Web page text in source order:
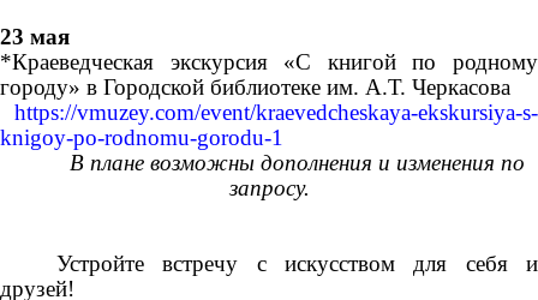
23 мая
*Краеведческая экскурсия «С книгой по родному
городу» в Городской библиотеке им. А.Т. Черкасова
https://vmuzey.com/event/kraevedcheskaya-ekskursiya-s-
knigoy-po-rodnomu-gorodu-1
В плане возможны дополнения и изменения по
запросу.
Устройте встречу с искусством для себя и
друзей!